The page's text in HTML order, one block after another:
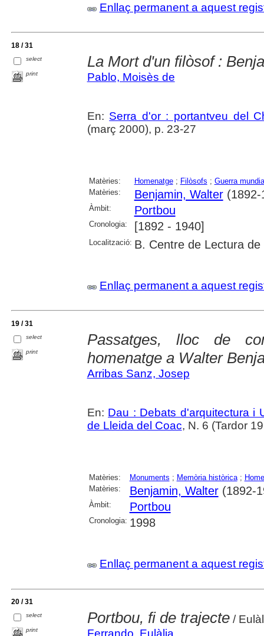
Enllaç permanent a aquest
18 / 31
select
print
La Mort d'un filòsof :
Pablo, Moisès de
En: Serra d'or : portantveu del
(març 2000), p. 23-27
Matèries: Homenatge; Filòsofs ; Guerra
Matèries:
Benjamin, Walter(1892-
Àmbit: Portbou
Cronologia: [1892 - 1940]
Localització: B. Centre de Lectura de
Enllaç permanent a aquest
19 / 31
select
print
Passatges, lloc de
homenatge a Walter
Arribas Sanz, Josep
En: Dau : Debats d'arquitectura i
de Lleida del Coac, N. 6 (Tardor
Matèries: Monuments ; Memòria històrica;
Matèries:
Benjamin, Walter(1892-
Àmbit: Portbou
Cronologia: 1998
Enllaç permanent a aquest
20 / 31
select
print
Portbou, fi de trajecte/
Ferrando, Eulàlia